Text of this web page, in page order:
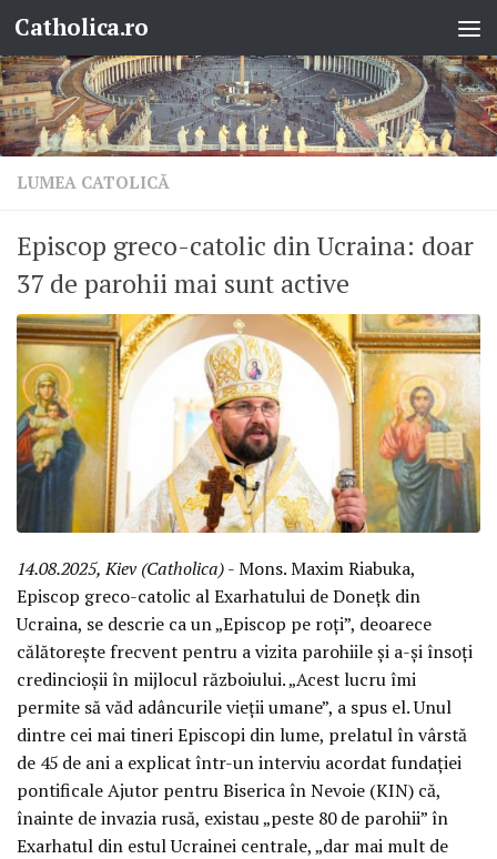
Skip to content
Catholica.ro
LUMEA CATOLICĂ
Episcop greco-catolic din Ucraina: doar
37 de parohii mai sunt active
14.08.2025, Kiev (Catholica)- Mons. Maxim Riabuka,
Episcop greco-catolic al Exarhatului de Donețk din
Ucraina, se descrie ca un „Episcop pe roți”, deoarece
călătorește frecvent pentru a vizita parohiile și a-și însoți
credincioșii în mijlocul războiului. „Acest lucru îmi
permite să văd adâncurile vieții umane”, a spus el. Unul
dintre cei mai tineri Episcopi din lume, prelatul în vârstă
de 45 de ani a explicat într-un interviu acordat fundației
pontificale Ajutor pentru Biserica în Nevoie (KIN) că,
înainte de invazia rusă, existau „peste 80 de parohii” în
Exarhatul din estul Ucrainei centrale, „dar mai mult de